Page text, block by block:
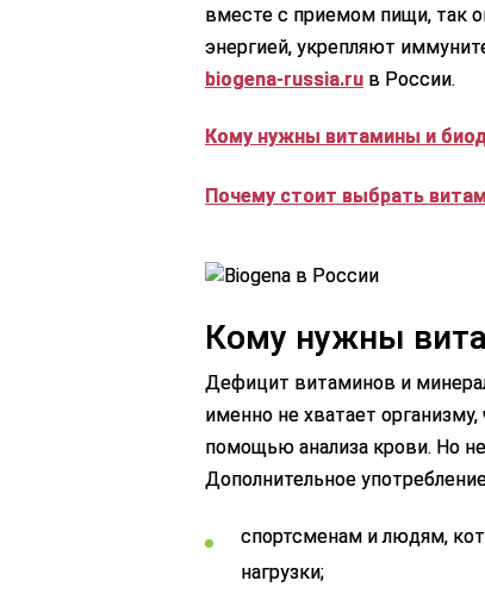
вместе с приемом пищи, так
энергией, укрепляют
biogena-russia.ru в России.
Кому нужны витамины и
Почему стоит выбрать
Кому нужны
Дефицит витаминов и
именно не хватает
помощью анализа крови. Но
Дополнительное
спортсменам и людям,
нагрузки;